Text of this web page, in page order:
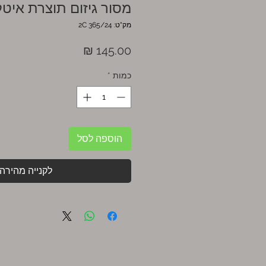
מסור גיזום תוצרת
מק"ט: 2C 365/24
כמות *
הוספה לסל
לקנייה מהירה